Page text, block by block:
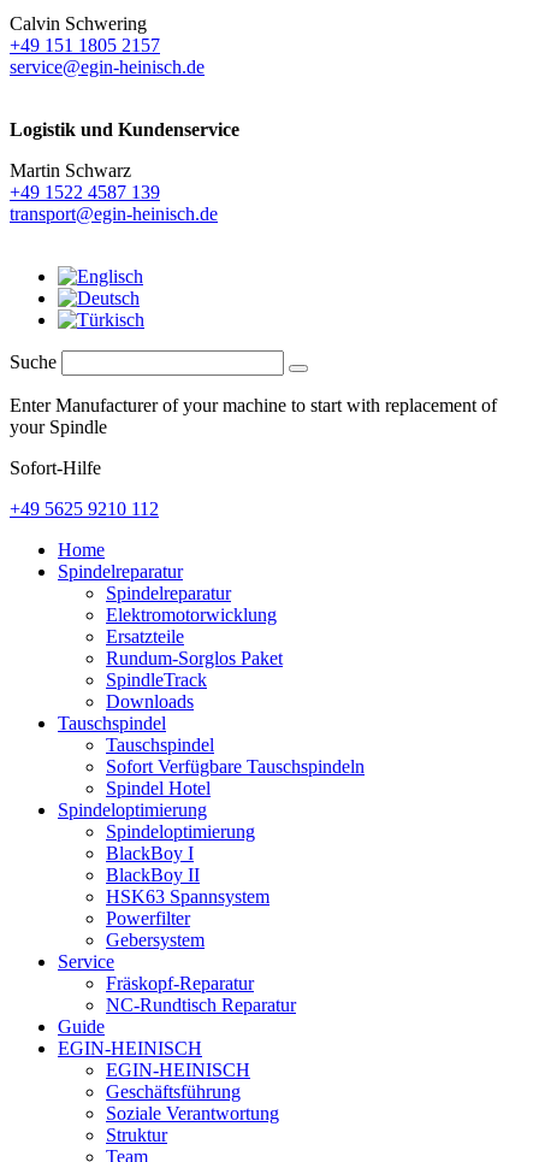
Calvin Schwering
+49 151 1805 2157
service@egin-heinisch.de
Logistik und Kundenservice
Martin Schwarz
+49 1522 4587 139
transport@egin-heinisch.de
Suche
Enter Manufacturer of your machine to start with replacement of
your Spindle
Sofort-Hilfe
+49 5625 9210 112
Home
Spindelreparatur
Spindelreparatur
Elektromotorwicklung
Ersatzteile
Rundum-Sorglos Paket
SpindleTrack
Downloads
Tauschspindel
Tauschspindel
Sofort Verfügbare Tauschspindeln
Spindel Hotel
Spindeloptimierung
Spindeloptimierung
BlackBoy I
BlackBoy II
HSK63 Spannsystem
Powerfilter
Gebersystem
Service
Fräskopf-Reparatur
NC-Rundtisch Reparatur
Guide
EGIN-HEINISCH
EGIN-HEINISCH
Geschäftsführung
Soziale Verantwortung
Struktur
Team